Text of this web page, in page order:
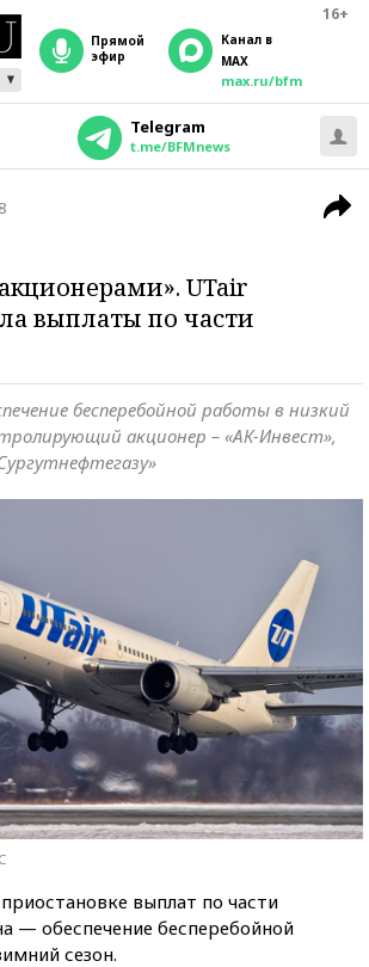
16+
прямой
эфир
Канал в
MAX
max.ru/bfm
Telegram
t.me/BFMnews
UTair
выплаты по части
бесперебойной работы в низкий
акционер – «АК-Инвест»,
выплат по части
— обеспечение бесперебойной
сезон.